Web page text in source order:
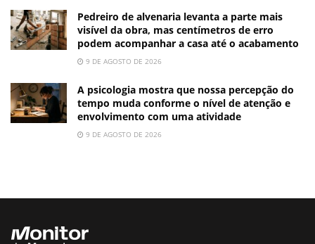
Pedreiro de alvenaria levanta a parte mais
visível da obra, mas centímetros de erro
podem acompanhar a casa até o acabamento
9 DE AGOSTO DE 2026
A psicologia mostra que nossa percepção do
tempo muda conforme o nível de atenção e
envolvimento com uma atividade
9 DE AGOSTO DE 2026